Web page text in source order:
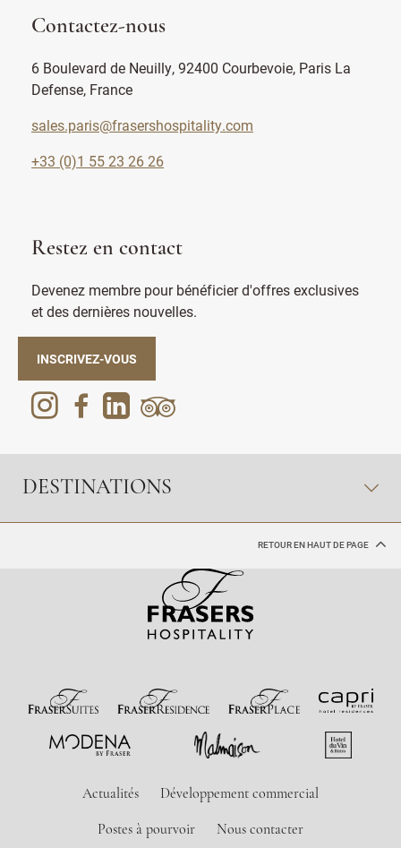
Contactez-nous
6 Boulevard de Neuilly, 92400 Courbevoie, Paris La
Defense, France
sales.paris@frasershospitality.com
+33 (0)1 55 23 26 26
Restez en contact
Devenez membre pour bénéficier d'offres exclusives
et des dernières nouvelles.
INSCRIVEZ-VOUS
DESTINATIONS
RETOUR EN HAUT DE PAGE
Actualités Développement commercial
Postes à pourvoir Nous contacter